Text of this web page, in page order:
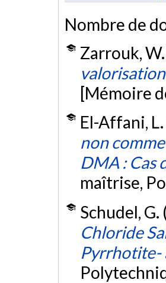
Nombre de
Zarrouk,
[Mémoire
El-Affani,
non
DMA : Cas
maîtrise,
Schudel, G.
Chloride
Pyrrhotite-